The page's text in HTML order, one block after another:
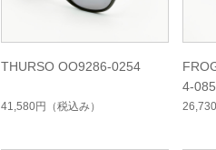
THURSO OO9286-0254
41,580円 （税込み）
4-